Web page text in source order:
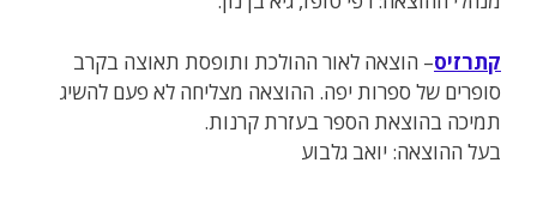
קתרזיס– הוצאה לאור ההולכת ותופסת תאוצה בקרב
סופרים של ספרות יפה. ההוצאה מצליחה לא פעם להשיג
תמיכה בהוצאת הספר בעזרת קרנות.
בעל ההוצאה: יואב גלבוע